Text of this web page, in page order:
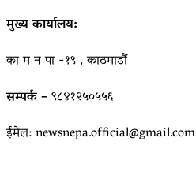
मुख्य कार्यालय:
का म न पा -१९ , काठमाडौं
सम्पर्क –९८४१२५०५५६
ईमेल: newsnepa.official@gmail.com